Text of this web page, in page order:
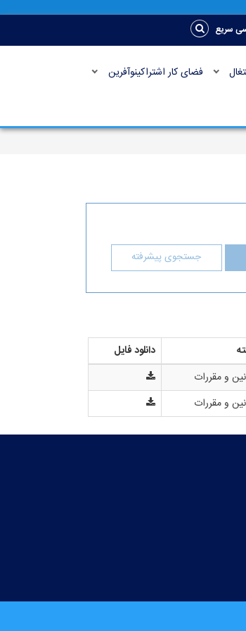
سریع
فضای کار اشتراکینوآفرین
جستجوی پیشرفته
دانلود فایل
و مقررات
و مقررات